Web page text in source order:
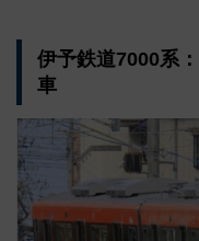
伊予鉄道7000系
車